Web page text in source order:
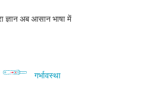
ज्ञान अब आसान भाषा में
गर्भावस्था